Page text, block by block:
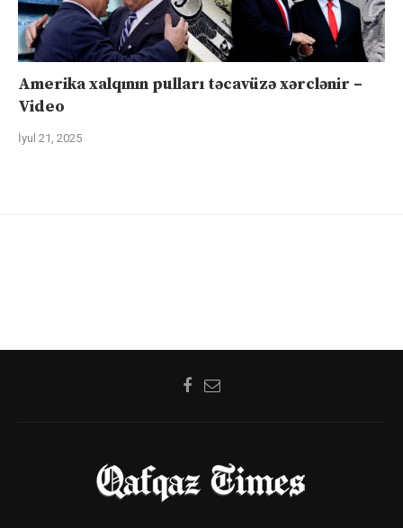
Amerika xalqının pulları təcavüzə xərclənir –
Video
İyul 21, 2025